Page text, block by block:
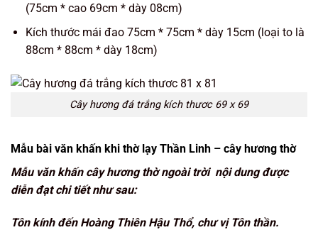
(75cm * cao 69cm * dày 08cm)
Kích thước mái đao 75cm * 75cm * dày 15cm (loại to là
88cm * 88cm * dày 18cm)
Cây hương đá trắng kích thươc 69 x 69
Mẫu bài văn khấn khi thờ lạy Thần Linh – cây hương thờ
Mẫu văn khấn cây hương thờ ngoài trời nội dung được
diễn đạt chi tiết như sau:
Tôn kính đến Hoàng Thiên Hậu Thổ, chư vị Tôn thần.